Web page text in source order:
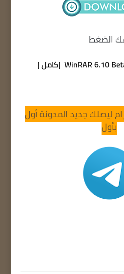
الضغط
ليصلك جديد المدونة أول
بأول